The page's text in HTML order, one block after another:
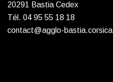
20291 Bastia Cedex
Tél. 04 95 55 18 18
contact@agglo-bastia.corsica